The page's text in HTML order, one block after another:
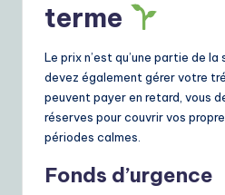
terme
Le prix n’est qu’une partie de
devez également gérer votre
peuvent payer en retard, vous
réserves pour couvrir vos
périodes calmes.
Fonds d’urgence